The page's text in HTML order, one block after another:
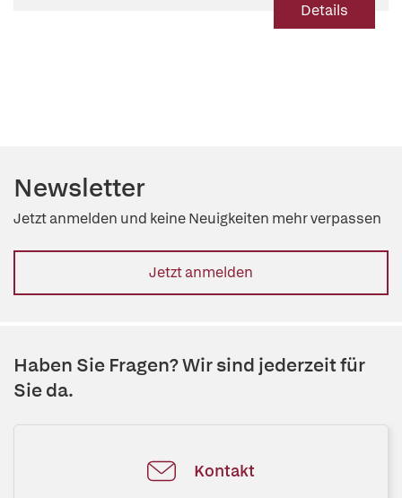
Details
Newsletter
Jetzt anmelden und keine Neuigkeiten mehr verpassen
Jetzt anmelden
Haben Sie Fragen? Wir sind jederzeit für
Sie da.
Kontakt